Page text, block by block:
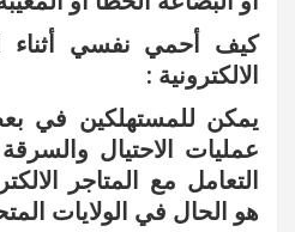
كيف أحمي نفسي أثناء
الالكترونية :
يمكن للمستهلكين في
عمليات الاحتيال
التعامل مع المتاجر
هو الحال في الولايات